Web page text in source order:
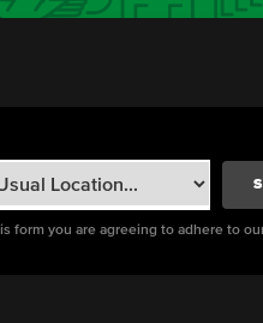
form you are agreeing to adhere to